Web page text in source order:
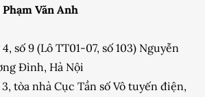
Phạm Văn Anh
số 9 (Lô TT01-07, số 103) Nguyễn
Đình, Hà Nội
tòa nhà Cục Tần số Vô tuyến điện,